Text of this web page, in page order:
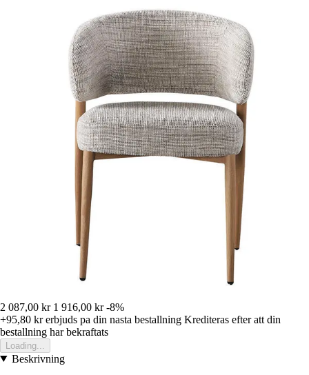
2 087,00 kr 1 916,00 kr -8%
+95,80 krerbjuds pa din nasta bestallning Krediteras efter att din
bestallning har bekraftats
Loading...
Beskrivning